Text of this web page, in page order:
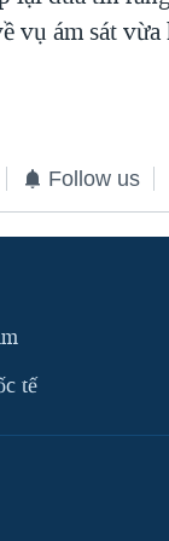
vụ ám sát
Follow us
tế